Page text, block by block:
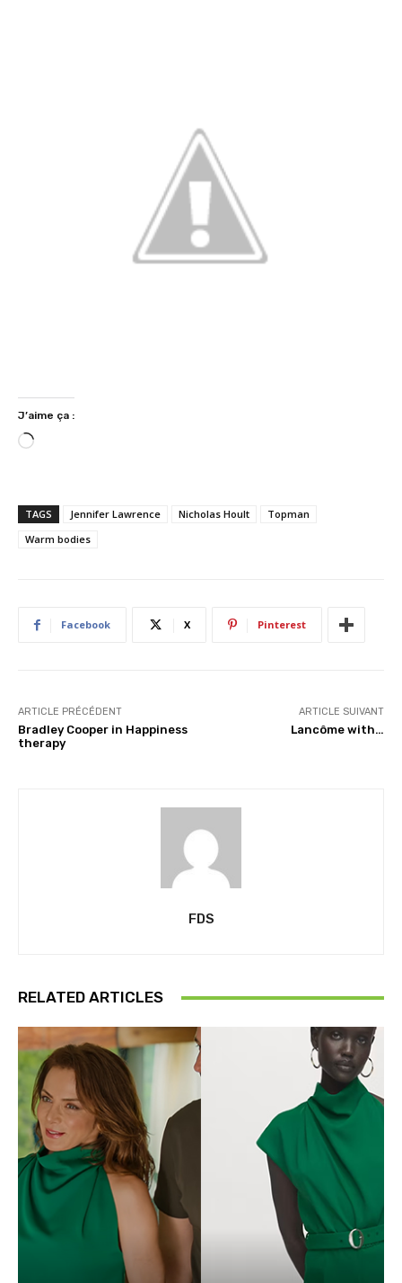
J’aime ça :
C
r
g
e
t
TAGS Jennifer Lawrence Nicholas Hoult
Topman
Warm bodies
Facebook X Pinterest
ARTICLE PRÉCÉDENT
Bradley Cooper in Happiness
therapy
ARTICLE SUIVANT
Lancôme with…
FDS
RELATED ARTICLES